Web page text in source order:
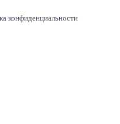
конфиденциальности